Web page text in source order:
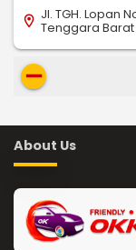
location_on Jl. TGH. Lopan
Tenggara Barat
remove
About Us